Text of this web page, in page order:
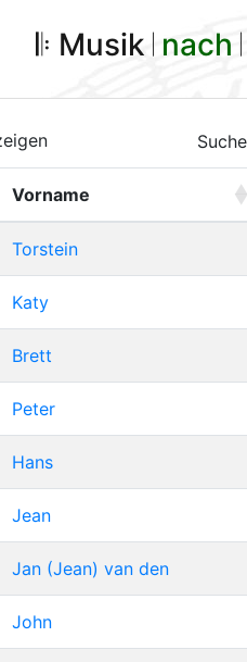
𝄆 Musik 𝄀 nach
Vorname
Torstein
Katy
Brett
Peter
Hans
Jean
Jan (Jean) van den
John